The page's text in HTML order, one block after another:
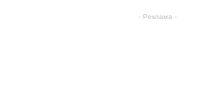
- Реклама -